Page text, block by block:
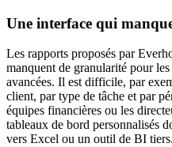
Une interface qui
Les rapports proposés par
manquent de granularité pour
avancées. Il est difficile, par
client, par type de tâche et par
équipes financières ou les
tableaux de bord personnalisés
vers Excel ou un outil de BI tiers.